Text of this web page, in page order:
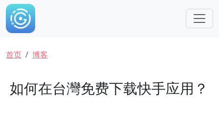
跳转到主要内容
面包屑
首页 博客
如何在台灣免费下载快手应用？